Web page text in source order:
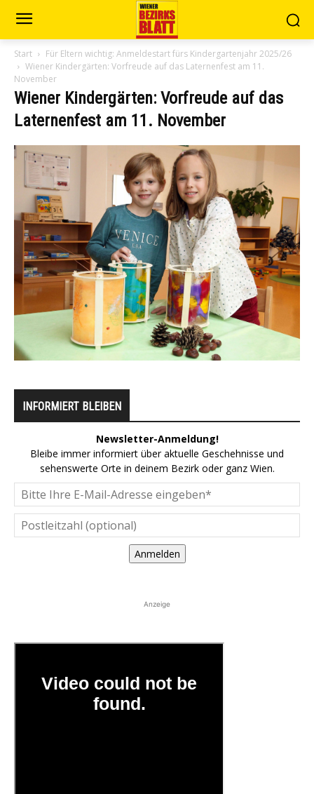
Start
Für Eltern wichtig: Anmeldestart fürs Kindergartenjahr 2025/26
Wiener Kindergärten: Vorfreude auf das Laternenfest am 11.
November
Wiener Kindergärten: Vorfreude auf das
Laternenfest am 11. November
INFORMIERT BLEIBEN
Newsletter-Anmeldung!
Bleibe immer informiert über aktuelle Geschehnisse und
sehenswerte Orte in deinem Bezirk oder ganz Wien.
Anmelden
Anzeige